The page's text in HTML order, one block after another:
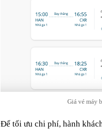
Giá vé máy
Để tối ưu chi phí, hành